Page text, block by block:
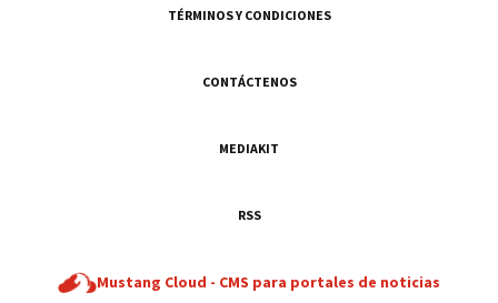
TÉRMINOS Y CONDICIONES
CONTÁCTENOS
MEDIAKIT
RSS
Mustang Cloud - CMS para portales de noticias